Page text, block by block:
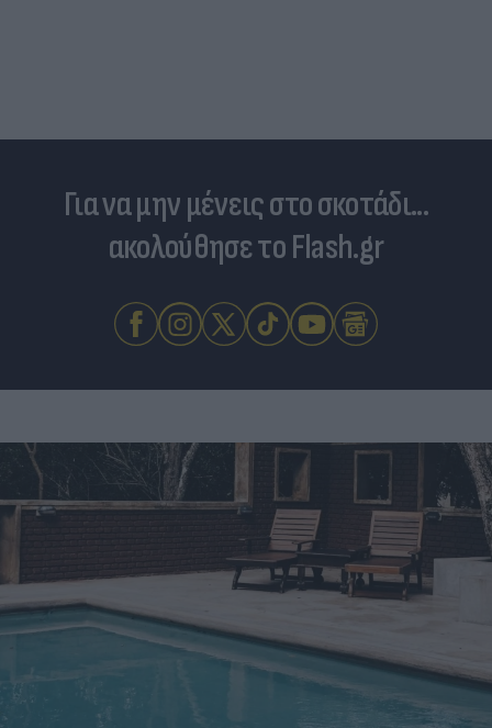
Για να μην μένεις στο σκοτάδι...
ακολούθησε το Flash.gr